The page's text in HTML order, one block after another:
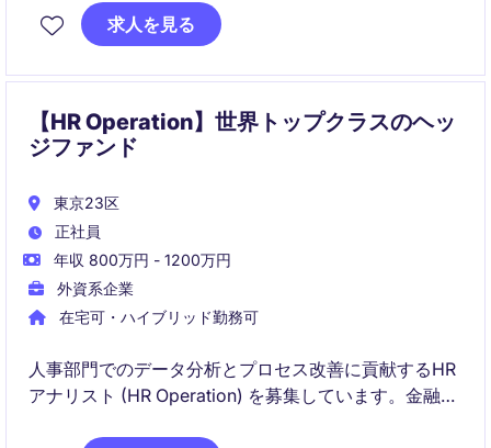
広く関与します。
求人を見る
【HR Operation】世界トップクラスのヘッ
ジファンド
東京23区
正社員
年収 800万円 - 1200万円
外資系企業
在宅可・ハイブリッド勤務可
人事部門でのデータ分析とプロセス改善に貢献するHR
アナリスト (HR Operation) を募集しています。金融サ